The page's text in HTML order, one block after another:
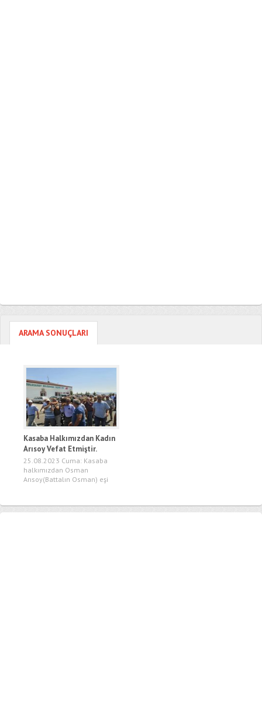
ARAMA SONUÇLARI
Kasaba Halkımızdan Kadın
Arısoy Vefat Etmiştir.
25.08.2023 Cuma: Kasaba
halkımızdan Osman
Arısoy(Battalın Osman) eşi